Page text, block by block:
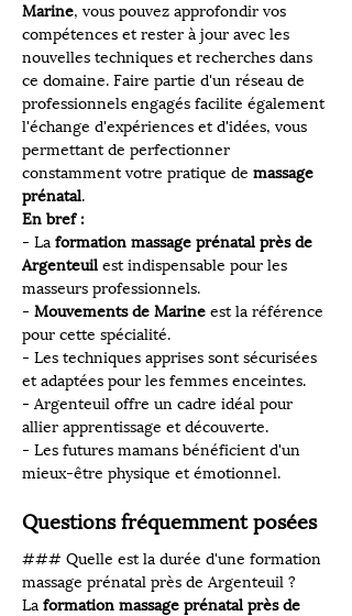
Marine, vous pouvez approfondir vos
compétences et rester à jour avec les
nouvelles techniques et recherches dans
ce domaine. Faire partie d'un réseau de
professionnels engagés facilite également
l'échange d'expériences et d'idées, vous
permettant de perfectionner
constamment votre pratique de massage
prénatal.
En bref :
- La formation massage prénatal près de
Argenteuil est indispensable pour les
masseurs professionnels.
- Mouvements de Marine est la référence
pour cette spécialité.
- Les techniques apprises sont sécurisées
et adaptées pour les femmes enceintes.
- Argenteuil offre un cadre idéal pour
allier apprentissage et découverte.
- Les futures mamans bénéficient d'un
mieux-être physique et émotionnel.
Questions fréquemment posées
### Quelle est la durée d'une formation
massage prénatal près de Argenteuil ?
La formation massage prénatal près de